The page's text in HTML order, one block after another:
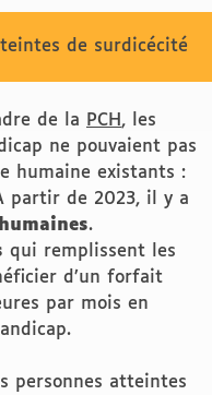
de surdicécité
de la PCH , les
ne pouvaient pas
humaine existants :
partir de 2023, il y a
.
qui remplissent les
d’un forfait
par mois en
personnes atteintes